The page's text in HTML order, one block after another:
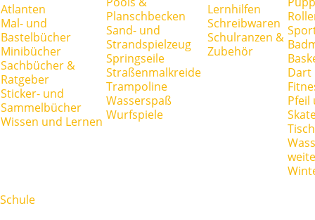
Atlanten
Mal- und
Bastelbücher
Minibücher
Sachbücher &
Ratgeber
Sticker- und
Sammelbücher
Wissen und Lernen
Planschbecken
Sand- und
Strandspielzeug
Springseile
Straßenmalkreide
Trampoline
Wasserspaß
Wurfspiele
Lernhilfen
Schreibwaren
Schulranzen &
Zubehör
Dart
Pfeil
Schule